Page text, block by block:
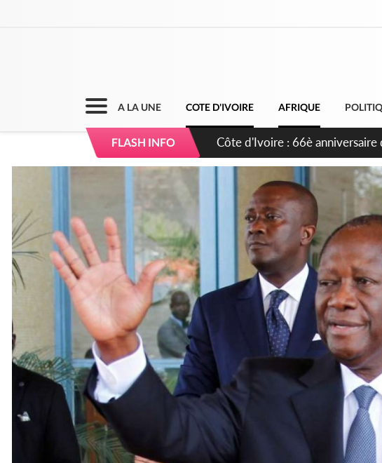
A LA UNE COTE D'IVOIRE AFRIQUE
FLASH INFO
Côte d'Ivoire : À Abidjan,
développement de la Guinée